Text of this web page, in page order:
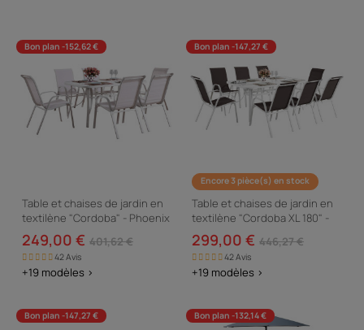
Bon plan -152,62 €
Table et chaises de jardin en
textilène "Cordoba" - Phoenix
- 6 places - Ecru
249,00 € 401,62 €
42 Avis
+19 modèles >
Bon plan -147,27 €
Encore 3 pièce(s) en stock
Table et chaises de jardin en
textilène "Cordoba XL 180" -
Phoenix - 8 places - Taupe
299,00 € 446,27 €
42 Avis
+19 modèles >
Bon plan -147,27 € Bon plan -132,14 €